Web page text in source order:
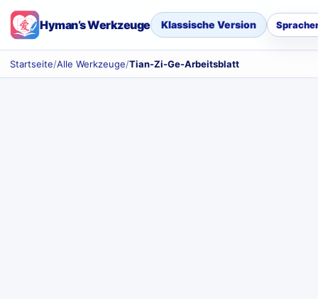
Hyman’s Werkzeuge Klassische Version
Startseite/Alle Werkzeuge/Tian-Zi-Ge-Arbeitsblatt